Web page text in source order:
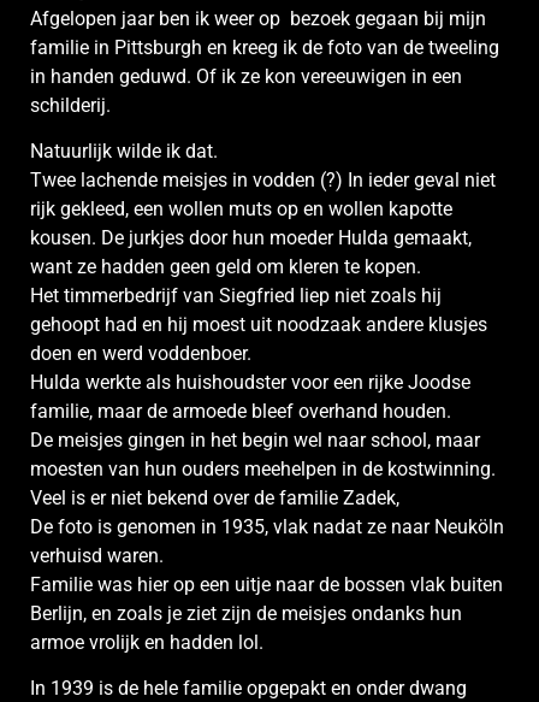
Afgelopen jaar ben ik weer op bezoek gegaan bij mijn
familie in Pittsburgh en kreeg ik de foto van de tweeling
in handen geduwd. Of ik ze kon vereeuwigen in een
schilderij.
Natuurlijk wilde ik dat.
Twee lachende meisjes in vodden (?) In ieder geval niet
rijk gekleed, een wollen muts op en wollen kapotte
kousen. De jurkjes door hun moeder Hulda gemaakt,
want ze hadden geen geld om kleren te kopen.
Het timmerbedrijf van Siegfried liep niet zoals hij
gehoopt had en hij moest uit noodzaak andere klusjes
doen en werd voddenboer.
Hulda werkte als huishoudster voor een rijke Joodse
familie, maar de armoede bleef overhand houden.
De meisjes gingen in het begin wel naar school, maar
moesten van hun ouders meehelpen in de kostwinning.
Veel is er niet bekend over de familie Zadek,
De foto is genomen in 1935, vlak nadat ze naar Neuköln
verhuisd waren.
Familie was hier op een uitje naar de bossen vlak buiten
Berlijn, en zoals je ziet zijn de meisjes ondanks hun
armoe vrolijk en hadden lol.
In 1939 is de hele familie opgepakt en onder dwang